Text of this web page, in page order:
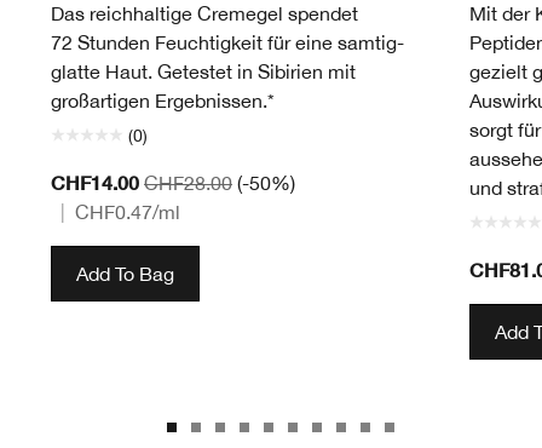
Das reichhaltige Cremegel spendet
72 Stunden Feuchtigkeit für eine samtig-
glatte Haut. Getestet in Sibirien mit
großartigen Ergebnissen.*
(0)
CHF14.00 CHF28.00 (-50%)
CHF0.47/ml
Add To Bag
Mit der
gezielt
sorgt
und
Add